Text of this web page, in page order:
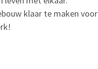
klaar te maken voor